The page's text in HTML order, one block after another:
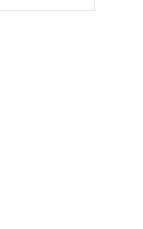
胶套和球头